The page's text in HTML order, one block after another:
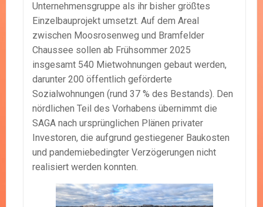
Unternehmensgruppe als ihr bisher größtes
Einzelbauprojekt umsetzt. Auf dem Areal
zwischen Moosrosenweg und Bramfelder
Chaussee sollen ab Frühsommer 2025
insgesamt 540 Mietwohnungen gebaut werden,
darunter 200 öffentlich geförderte
Sozialwohnungen (rund 37 % des Bestands). Den
nördlichen Teil des Vorhabens übernimmt die
SAGA nach ursprünglichen Plänen privater
Investoren, die aufgrund gestiegener Baukosten
und pandemiebedingter Verzögerungen nicht
realisiert werden konnten.